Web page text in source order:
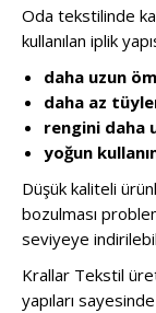
Oda tekstilinde
kullanılan iplik
daha uzun
daha az
rengini daha
yoğun
Düşük kaliteli
bozulması
seviyeye
Krallar Tekstil
yapıları